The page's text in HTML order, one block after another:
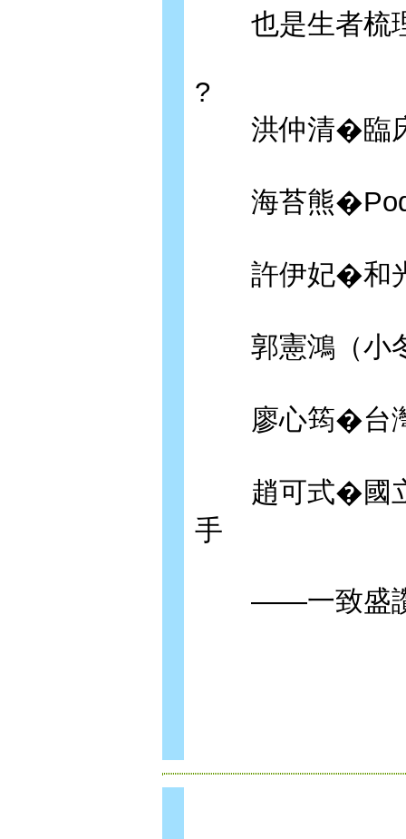
也是生者梳
?
洪仲清�臨
海苔熊
許伊妃�和
郭憲鴻（小冬
廖心筠�台
趙可式�國立
手
——一致盛